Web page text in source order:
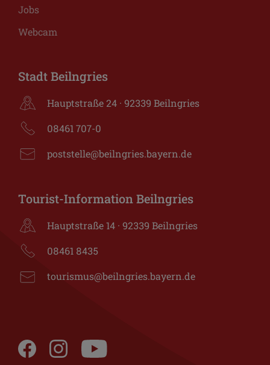
Jobs
Webcam
Stadt Beilngries
Hauptstraße 24 · 92339 Beilngries
08461 707-0
poststelle@beilngries.bayern.de
Tourist-Information Beilngries
Hauptstraße 14 · 92339 Beilngries
08461 8435
tourismus@beilngries.bayern.de